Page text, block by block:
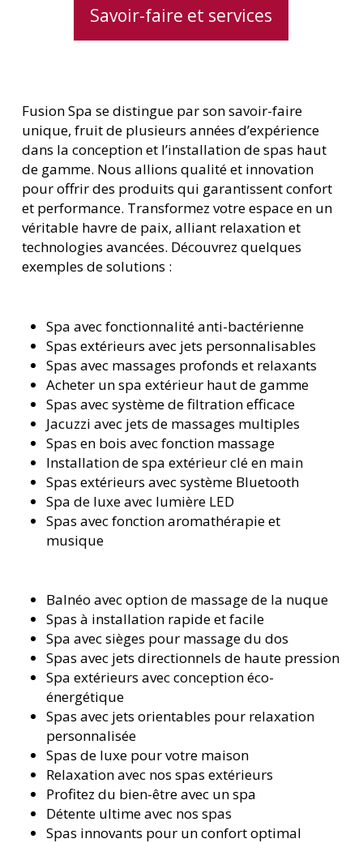
Savoir-faire et services
Fusion Spa se distingue par son savoir-faire
unique, fruit de plusieurs années d’expérience
dans la conception et l’installation de spas haut
de gamme. Nous allions qualité et innovation
pour offrir des produits qui garantissent confort
et performance. Transformez votre espace en un
véritable havre de paix, alliant relaxation et
technologies avancées. Découvrez quelques
exemples de solutions :
Spa avec fonctionnalité anti-bactérienne
Spas extérieurs avec jets personnalisables
Spas avec massages profonds et relaxants
Acheter un spa extérieur haut de gamme
Spas avec système de filtration efficace
Jacuzzi avec jets de massages multiples
Spas en bois avec fonction massage
Installation de spa extérieur clé en main
Spas extérieurs avec système Bluetooth
Spa de luxe avec lumière LED
Spas avec fonction aromathérapie et
musique
Balnéo avec option de massage de la nuque
Spas à installation rapide et facile
Spa avec sièges pour massage du dos
Spas avec jets directionnels de haute pression
Spa extérieurs avec conception éco-
énergétique
Spas avec jets orientables pour relaxation
personnalisée
Spas de luxe pour votre maison
Relaxation avec nos spas extérieurs
Profitez du bien-être avec un spa
Détente ultime avec nos spas
Spas innovants pour un confort optimal